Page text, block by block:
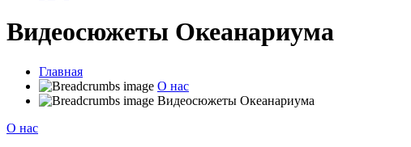
Видеосюжеты Океанариума
Главная
О нас
Видеосюжеты Океанариума
О нас